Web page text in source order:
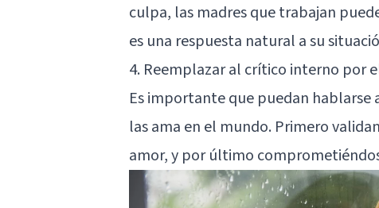
culpa, las madres que trabajan
es una respuesta natural a su
4. Reemplazar al crítico interno por
Es importante que puedan hablarse
las ama en el mundo. Primero
amor, y por último